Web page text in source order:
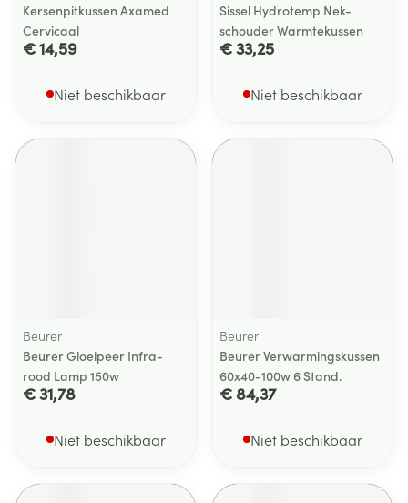
Kersenpitkussen Axamed
Cervicaal
€ 14,59
Niet beschikbaar
Sissel Hydrotemp Nek-
schouder Warmtekussen
€ 33,25
Niet beschikbaar
Beurer
Beurer Gloeipeer Infra-
rood Lamp 150w
€ 31,78
Niet beschikbaar
Beurer
Beurer Verwarmingskussen
60x40-100w 6 Stand.
€ 84,37
Niet beschikbaar